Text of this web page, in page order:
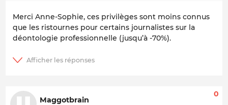
Merci Anne-Sophie, ces privilèges sont moins connus
que les ristournes pour certains journalistes sur la
déontologie professionnelle (jusqu’à -70%).
Maggotbrain
0